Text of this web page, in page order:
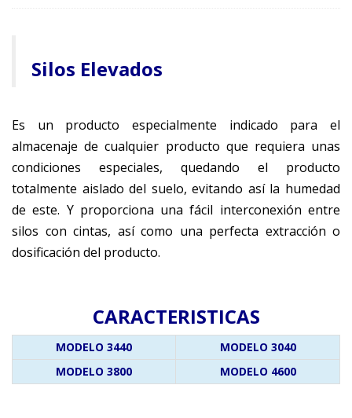
Silos Elevados
Es un producto especialmente indicado para el
almacenaje de cualquier producto que requiera unas
condiciones especiales, quedando el producto
totalmente aislado del suelo, evitando así la humedad
de este. Y proporciona una fácil interconexión entre
silos con cintas, así como una perfecta extracción o
dosificación del producto.
CARACTERISTICAS
MODELO 3440
MODELO 3040
MODELO 3800
MODELO 4600